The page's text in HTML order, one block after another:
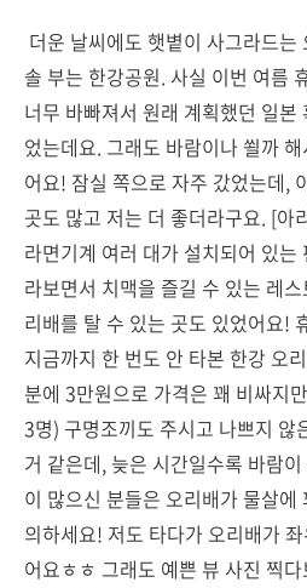
더운 날씨에도 햇볕이 사그라드
솔 부는 한강공원. 사실 이번 여름
너무 바빠져서 원래 계획했던 일본
었는데요. 그래도 바람이나 쐴까
어요! 잠실 쪽으로 자주 갔었는데,
곳도 많고 저는 더 좋더라구요. [아
라면기계 여러 대가 설치되어 있
라보면서 치맥을 즐길 수 있는 레
리배를 탈 수 있는 곳도 있었어요!
지금까지 한 번도 안 타본 한강 오
분에 3만원으로 가격은 꽤 비싸지
3명) 구명조끼도 주시고 나쁘지 않
거 같은데, 늦은 시간일수록 바람
이 많으신 분들은 오리배가 물살에
의하세요! 저도 타다가 오리배가
어요ㅎㅎ 그래도 예쁜 뷰 사진 찍